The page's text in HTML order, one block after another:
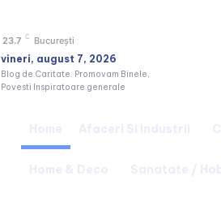
23.7 C București
vineri, august 7, 2026
Blog de Caritate: Promovam Binele,
Povesti Inspiratoare generale